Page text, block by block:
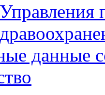
данные